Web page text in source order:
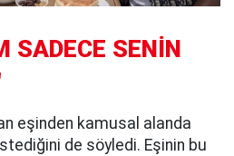
SADECE SENİN
eşinden kamusal alanda
de söyledi. Eşinin bu